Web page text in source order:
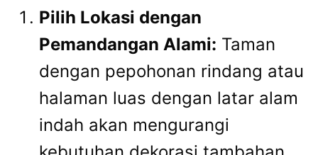
Pilih Lokasi dengan
Pemandangan Alami: Taman
dengan pepohonan rindang atau
halaman luas dengan latar alam
indah akan mengurangi